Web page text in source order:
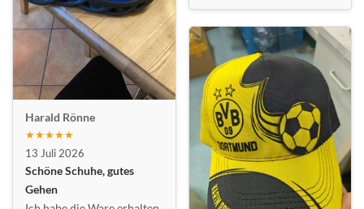
Harald Rönne
★★★★★
13 Juli 2026
Schöne Schuhe, gutes
Gehen